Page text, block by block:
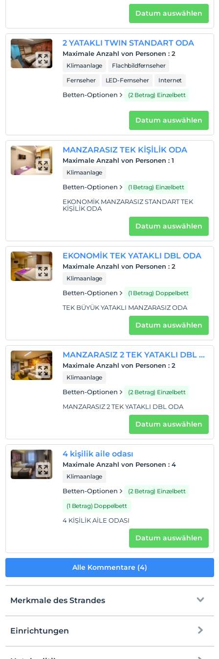
Datum auswählen
2 YATAKLI TWIN STANDART ODA
Maximale Anzahl von Personen : 2
Klimaanlage
Flachbildfernseher
Fernseher
LED-Fernseher Internet
Betten-Optionen (2 Betrag) Einzelbett
Datum auswählen
MANZARASIZ TEK KİŞİLİK ODA
Maximale Anzahl von Personen : 1
Klimaanlage
Betten-Optionen (1 Betrag) Einzelbett
EKONOMİK MANZARASIZ STANDART TEK
KİŞİLİK ODA
Datum auswählen
EKONOMİK TEK YATAKLI DBL ODA
Maximale Anzahl von Personen : 2
Klimaanlage
Betten-Optionen (1 Betrag) Doppelbett
TEK BÜYÜK YATAKLI MANZARASIZ ODA
Datum auswählen
MANZARASIZ 2 TEK YATAKLI DBL ODA
Maximale Anzahl von Personen : 2
Klimaanlage
Betten-Optionen (2 Betrag) Einzelbett
MANZARASIZ 2 TEK YATAKLI DBL ODA
Datum auswählen
4 kişilik aile odası
Maximale Anzahl von Personen : 4
Klimaanlage
Betten-Optionen
(2 Betrag) Einzelbett
(1 Betrag) Doppelbett
4 KİŞİLİK AİLE ODASI
Datum auswählen
Alle Kommentare (4)
Merkmale des Strandes
Zum Strand
Einrichtungen